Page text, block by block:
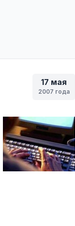
17 мая
2007 года